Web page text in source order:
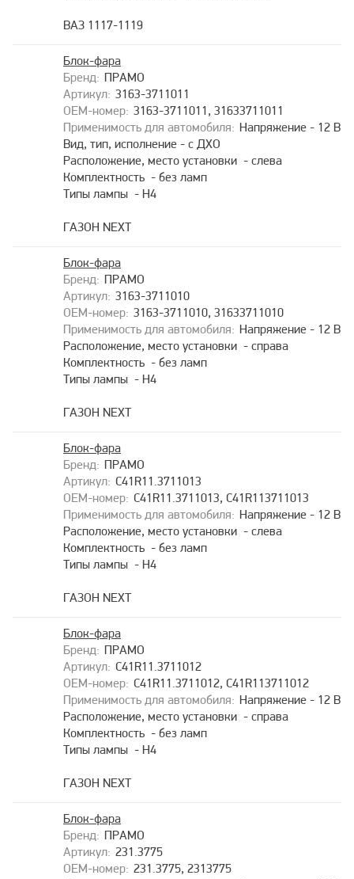
ВАЗ 1117-1119
ПРАМО
3163-3711011
3163-3711011, 31633711011
Блок-фара
Напряжение - 12 В
Вид, тип, исполнение - с ДХО
Расположение, место установки - слева
Комплектность - без ламп
Типы лампы - H4
ГАЗОН NEXT
ПРАМО
3163-3711010
3163-3711010, 31633711010
Блок-фара
Напряжение - 12 В
Расположение, место установки - справа
Комплектность - без ламп
Типы лампы - H4
ГАЗОН NEXT
ПРАМО
С41R11.3711013
С41R11.3711013, С41R113711013
Блок-фара
Напряжение - 12 В
Расположение, место установки - слева
Комплектность - без ламп
Типы лампы - H4
ГАЗОН NEXT
ПРАМО
С41R11.3711012
С41R11.3711012, С41R113711012
Блок-фара
Напряжение - 12 В
Расположение, место установки - справа
Комплектность - без ламп
Типы лампы - H4
ГАЗОН NEXT
ПРАМО
231.3775
231.3775, 2313775
Блок-фара